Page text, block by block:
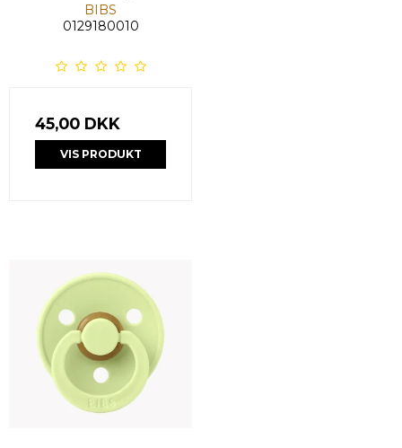
BIBS
0129180010
45,00 DKK
VIS PRODUKT